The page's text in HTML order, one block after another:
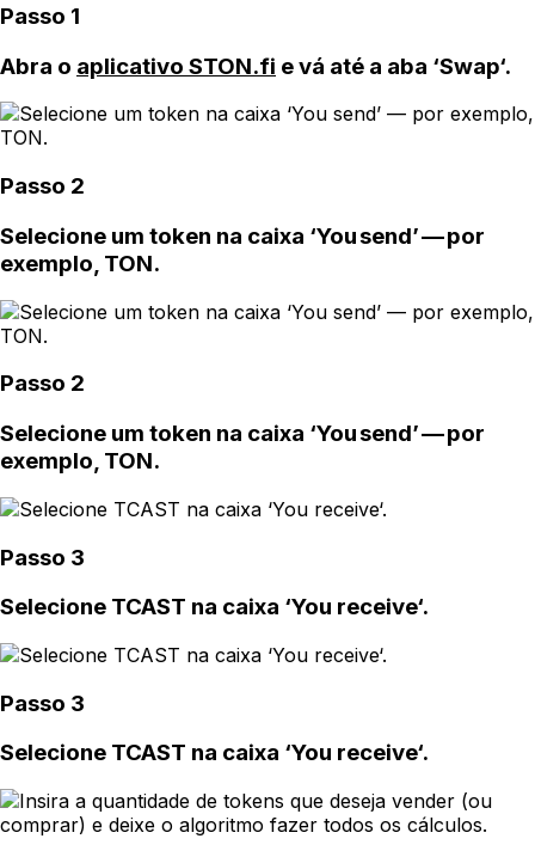
Passo 1
Abra o aplicativo STON.fi e vá até a aba ‘Swap‘.
Passo 2
Selecione um token na caixa ‘You send’ — por
exemplo, TON.
Passo 2
Selecione um token na caixa ‘You send’ — por
exemplo, TON.
Passo 3
Selecione TCAST na caixa ‘You receive‘.
Passo 3
Selecione TCAST na caixa ‘You receive‘.